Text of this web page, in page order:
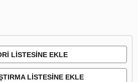
LISTESINE EKLE
LISTESINE EKLE